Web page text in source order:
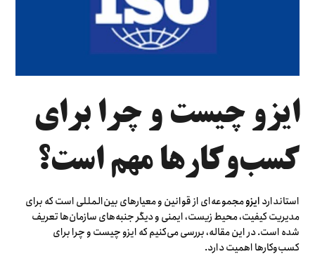
ایزو چیست و چرا برای
کسب‌وکارها مهم است؟
استانداردایزومجموعه‌ای از قوانین و معیارهای بین‌المللی است که برای
مدیریت کیفیت، محیط زیست، ایمنی و دیگر جنبه‌های سازمان‌ها تعریف
شده است. در این مقاله، بررسی می‌کنیم که ایزو چیست و چرا برای
کسب‌وکارها اهمیت دارد.